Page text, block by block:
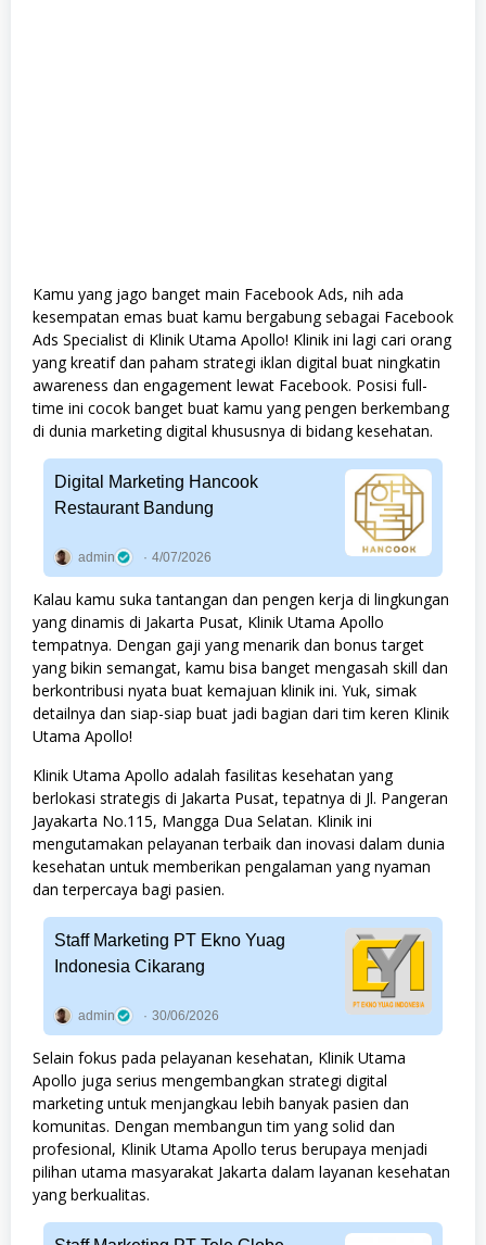
Kamu yang jago banget main Facebook Ads, nih ada
kesempatan emas buat kamu bergabung sebagai Facebook
Ads Specialist di Klinik Utama Apollo! Klinik ini lagi cari orang
yang kreatif dan paham strategi iklan digital buat ningkatin
awareness dan engagement lewat Facebook. Posisi full-
time ini cocok banget buat kamu yang pengen berkembang
di dunia marketing digital khususnya di bidang kesehatan.
Digital Marketing Hancook
Restaurant Bandung
admin 4/07/2026
Kalau kamu suka tantangan dan pengen kerja di lingkungan
yang dinamis di Jakarta Pusat, Klinik Utama Apollo
tempatnya. Dengan gaji yang menarik dan bonus target
yang bikin semangat, kamu bisa banget mengasah skill dan
berkontribusi nyata buat kemajuan klinik ini. Yuk, simak
detailnya dan siap-siap buat jadi bagian dari tim keren Klinik
Utama Apollo!
Klinik Utama Apollo adalah fasilitas kesehatan yang
berlokasi strategis di Jakarta Pusat, tepatnya di Jl. Pangeran
Jayakarta No.115, Mangga Dua Selatan. Klinik ini
mengutamakan pelayanan terbaik dan inovasi dalam dunia
kesehatan untuk memberikan pengalaman yang nyaman
dan terpercaya bagi pasien.
Staff Marketing PT Ekno Yuag
Indonesia Cikarang
admin 30/06/2026
Selain fokus pada pelayanan kesehatan, Klinik Utama
Apollo juga serius mengembangkan strategi digital
marketing untuk menjangkau lebih banyak pasien dan
komunitas. Dengan membangun tim yang solid dan
profesional, Klinik Utama Apollo terus berupaya menjadi
pilihan utama masyarakat Jakarta dalam layanan kesehatan
yang berkualitas.